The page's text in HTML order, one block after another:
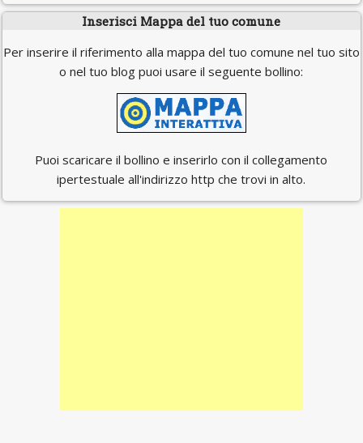
Inserisci Mappa del tuo comune
Per inserire il riferimento alla mappa del tuo comune nel tuo sito
o nel tuo blog puoi usare il seguente bollino:
Puoi scaricare il bollino e inserirlo con il collegamento
ipertestuale all'indirizzo http che trovi in alto.